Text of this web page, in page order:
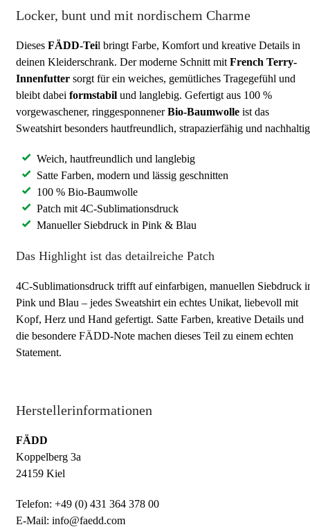
Locker, bunt und mit nordischem Charme
Dieses FÄDD-Teil bringt Farbe, Komfort und kreative Details in
deinen Kleiderschrank. Der moderne Schnitt mit French Terry-
Innenfutter sorgt für ein weiches, gemütliches Tragegefühl und
bleibt dabei formstabil und langlebig. Gefertigt aus 100 %
vorgewaschener, ringgesponnenerBio-Baumwolle ist das
Sweatshirt besonders hautfreundlich, strapazierfähig und
Weich, hautfreundlich und langlebig
Satte Farben, modern und lässig geschnitten
100 % Bio-Baumwolle
Patch mit 4C-Sublimationsdruck
Manueller Siebdruck in Pink & Blau
Das Highlight ist das detailreiche Patch
4C-Sublimationsdruck trifft auf einfarbigen, manuellen Siebdruck
Pink und Blau – jedes Sweatshirt ein echtes Unikat, liebevoll mit
Kopf, Herz und Hand gefertigt. Satte Farben, kreative Details und
die besondere FÄDD-Note machen dieses Teil zu einem echten
Statement.
Herstellerinformationen
FÄDD
Koppelberg 3a
24159 Kiel
Telefon: +49 (0) 431 364 378 00
E-Mail: info@faedd.com